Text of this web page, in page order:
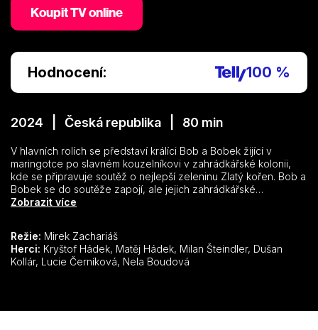
Koupit TV online
Hodnocení: 100 %
2024 | Česká republika | 80 min
V hlavních rolích se představí králíci Bob a Bobek žijící v
maringotce po slavném kouzelníkovi v zahrádkářské kolonii,
kde se připravuje soutěž o nejlepší zeleninu Zlatý kořen. Bob a
Bobek se do soutěže zapojí, ale jejich zahrádkářské
schopnosti zrovna nejsou nejlepší a konkurence je veliká. A
vyhraje soutěž o Zlatý kořen?
Zobrazit více
Režie: Mirek Zachariáš
Herci:
Kollár, Lucie Černíková, Nela Boudová